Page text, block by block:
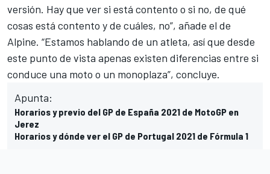
versión. Hay que ver si está contento o si no, de qué
cosas está contento y de cuáles, no”, añade el de
Alpine. “Estamos hablando de un atleta, así que desde
este punto de vista apenas existen diferencias entre si
conduce una moto o un monoplaza”, concluye.
Apunta:
Horarios y previo del GP de España 2021 de MotoGP en
Jerez
Horarios y dónde ver el GP de Portugal 2021 de Fórmula 1